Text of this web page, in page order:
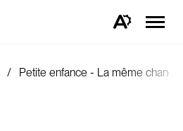
Ouvrez
d'accessibilité.
la
Petite enfance - La même